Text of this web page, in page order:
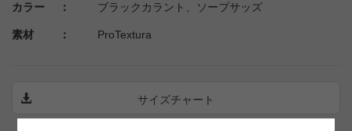
カラー ： ブラックカラント、ソープサッズ
素材 ： ProTextura
サイズチャート